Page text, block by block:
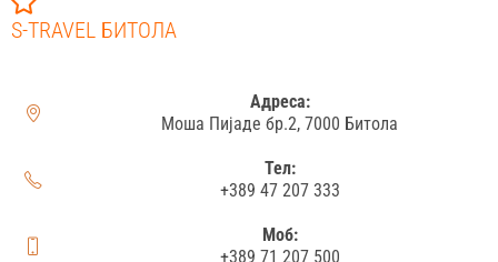
S-TRAVEL БИТОЛА
Адреса:
Моша Пијаде бр.2, 7000 Битола
Тел:
+389 47 207 333
Моб:
+389 71 207 500